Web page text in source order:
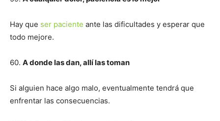
Hay que ser paciente ante las dificultades y esperar que
todo mejore.
60. A donde las dan, allí las toman
Si alguien hace algo malo, eventualmente tendrá que
enfrentar las consecuencias.